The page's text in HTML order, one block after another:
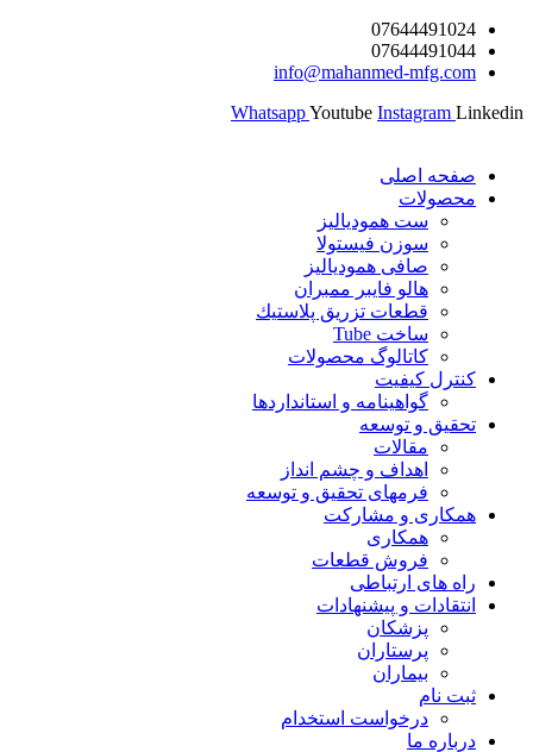
پرش
محتوا
07644491024
07644491044
info@mahanmed-mfg.com
WhatsappYoutube Instagram Linkedin
صفحه اصلی
محصولات
ست همودیالیز
سوزن فیستولا
صافی همودیالیز
هالو فایبر ممبران
قطعات تزريق پلاستيك
ساخت Tube
کاتالوگ محصولات
کنترل کیفیت
گواهينامه و استانداردها
تحقيق و توسعه
مقالات
اهداف و چشم انداز
فرمهای تحقیق و توسعه
همکاری و مشارکت
همکاری
فروش قطعات
راه های ارتباطی
انتقادات و پيشنهادات
پزشكان
پرستاران
بيماران
ثبت نام
درخواست استخدام
درباره ما